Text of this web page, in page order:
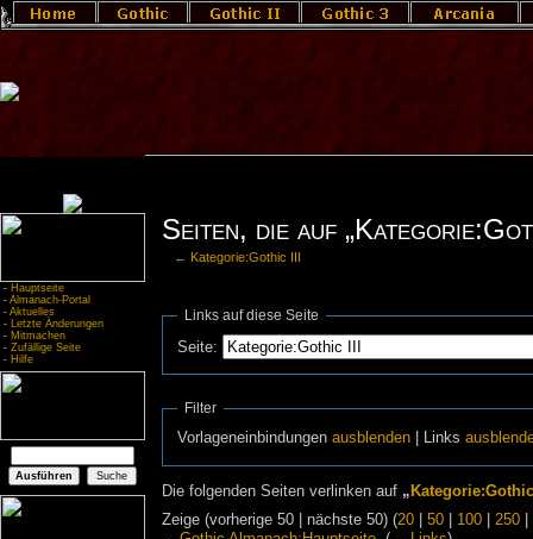
- Hauptseite
- Almanach-Portal
- Aktuelles
- Letzte Änderungen
- Mitmachen
- Zufällige Seite
- Hilfe
Seiten, die auf
← Kategorie:Gothic III
Links auf diese Seite
Seite:
Filter
Vorlageneinbindungenausblenden | Links
Die folgenden Seiten verlinken auf „
Zeige (vorherige 50 | nächste 50) (20| 50| 100| 250|